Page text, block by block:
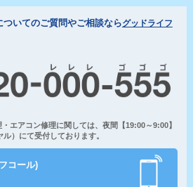
いてのご質問やご相談ならグッドライフ
エアコン修理に関しては、夜間【19:00～9:00】
）にて受付しております。
コール)